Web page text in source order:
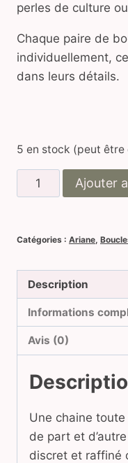
perles de culture
Chaque paire de
individuellement,
dans leurs détails.
5 en stock (peut être
quantité
de
flower
Ajouter
Catégories : Ariane,
Description
Informations
Avis (0)
Une chaine
de part et
discret et raffiné